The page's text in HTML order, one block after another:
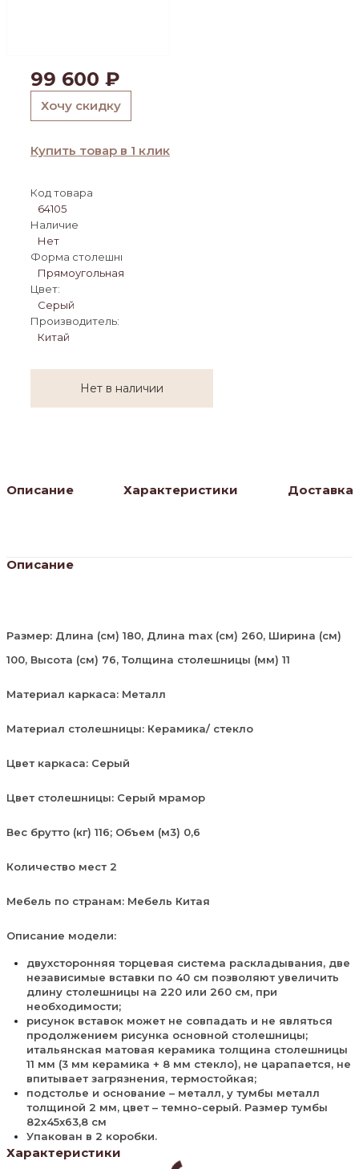
99 600 ₽
Хочу скидку
Купить товар в 1 клик
Код товара
64105
Наличие
Нет
Форма столешницы:
Прямоугольная
Цвет:
Серый
Производитель:
Китай
Нет в наличии
Описание Характеристики Доставка
Описание
Размер: Длина (см) 180, Длина max (см) 260, Ширина (см)
100, Высота (см) 76, Толщина столешницы (мм) 11
Материал каркаса: Металл
Материал столешницы: Керамика/ стекло
Цвет каркаса: Серый
Цвет столешницы: Серый мрамор
Вес брутто (кг) 116; Объем (м3) 0,6
Количество мест 2
Мебель по странам: Мебель Китая
Описание модели:
двухсторонняя торцевая система раскладывания, две
независимые вставки по 40 см позволяют увеличить
длину столешницы на 220 или 260 см, при
необходимости;
рисунок вставок может не совпадать и не являться
продолжением рисунка основной столешницы;
итальянская матовая керамика толщина столешницы
11 мм (3 мм керамика + 8 мм стекло), не царапается, не
впитывает загрязнения, термостойкая;
подстолье и основание – металл, у тумбы металл
толщиной 2 мм, цвет – темно-серый. Размер тумбы
82х45х63,8 см
Упакован в 2 коробки.
Характеристики